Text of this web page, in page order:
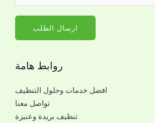
ارسال الطلب
روابط هامة
افضل خدمات وحلول التنظيف
تواصل معنا
تنظيف بريدة وعنيزة